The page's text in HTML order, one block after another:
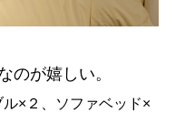
のが嬉しい。
×２、ソファベッド×